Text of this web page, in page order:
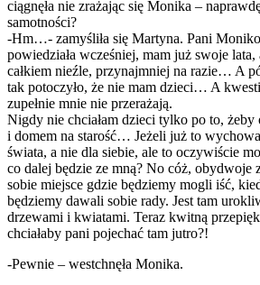
ciągnęła nie zrażając się Monika –
samotności?
-Hm…- zamyśliła się Martyna. Pani
powiedziała wcześniej, mam już swoje
całkiem nieźle, przynajmniej na razie… A
tak potoczyło, że nie mam dzieci… A
zupełnie mnie nie przerażają.
Nigdy nie chciałam dzieci tylko po to, żeby
i domem na starość… Jeżeli już to
świata, a nie dla siebie, ale to oczywiście
co dalej będzie ze mną? No cóż, obydwoje
sobie miejsce gdzie będziemy mogli iść,
będziemy dawali sobie rady. Jest tam
drzewami i kwiatami. Teraz kwitną
chciałaby pani pojechać tam jutro?!
-Pewnie – westchnęła Monika.